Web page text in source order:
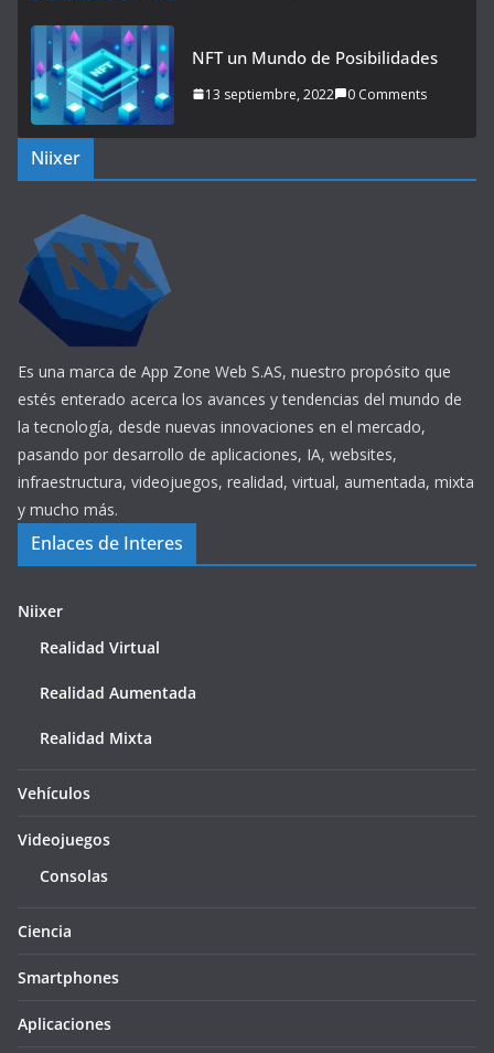
NFT un Mundo de Posibilidades
13 septiembre, 2022 0 Comments
Niixer
Es una marca de App Zone Web S.AS, nuestro propósito que
estés enterado acerca los avances y tendencias del mundo de
la tecnología, desde nuevas innovaciones en el mercado,
pasando por desarrollo de aplicaciones, IA, websites,
infraestructura, videojuegos, realidad, virtual, aumentada, mixta
y mucho más.
Enlaces de Interes
Niixer
Realidad Virtual
Realidad Aumentada
Realidad Mixta
Vehículos
Videojuegos
Consolas
Ciencia
Smartphones
Aplicaciones